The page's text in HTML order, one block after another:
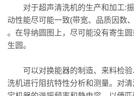
对于超声清洗机的生产和加工:振
动性能尽可能一致(带宽、品质因数
。在导纳圆图上，尽可能没有寄生
生圆。
可以对换能器的制造、来料检验
洗机进行阻抗特性分析和测量。对